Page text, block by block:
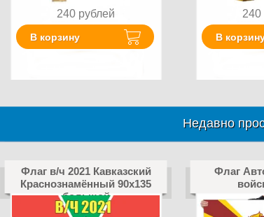
240 рублей
В корзину
240
В
Недавно
Флаг в/ч 2021 Кавказский
Краснознамённый 90х135
большой
Флаг